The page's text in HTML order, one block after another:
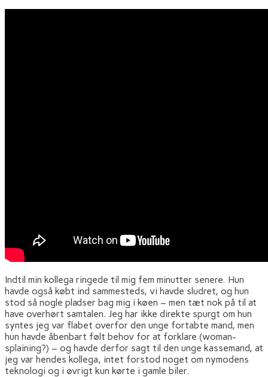
Indtil min kollega ringede til mig fem minutter senere. Hun
havde også købt ind sammesteds, vi havde sludret, og hun
stod så nogle pladser bag mig i køen – men tæt nok på til at
have overhørt samtalen. Jeg har ikke direkte spurgt om hun
syntes jeg var flabet overfor den unge fortabte mand, men
hun havde åbenbart følt behov for at forklare (woman-
splaining?) – og havde derfor sagt til den unge kassemand, at
jeg var hendes kollega, intet forstod noget om nymodens
teknologi og i øvrigt kun kørte i gamle biler.